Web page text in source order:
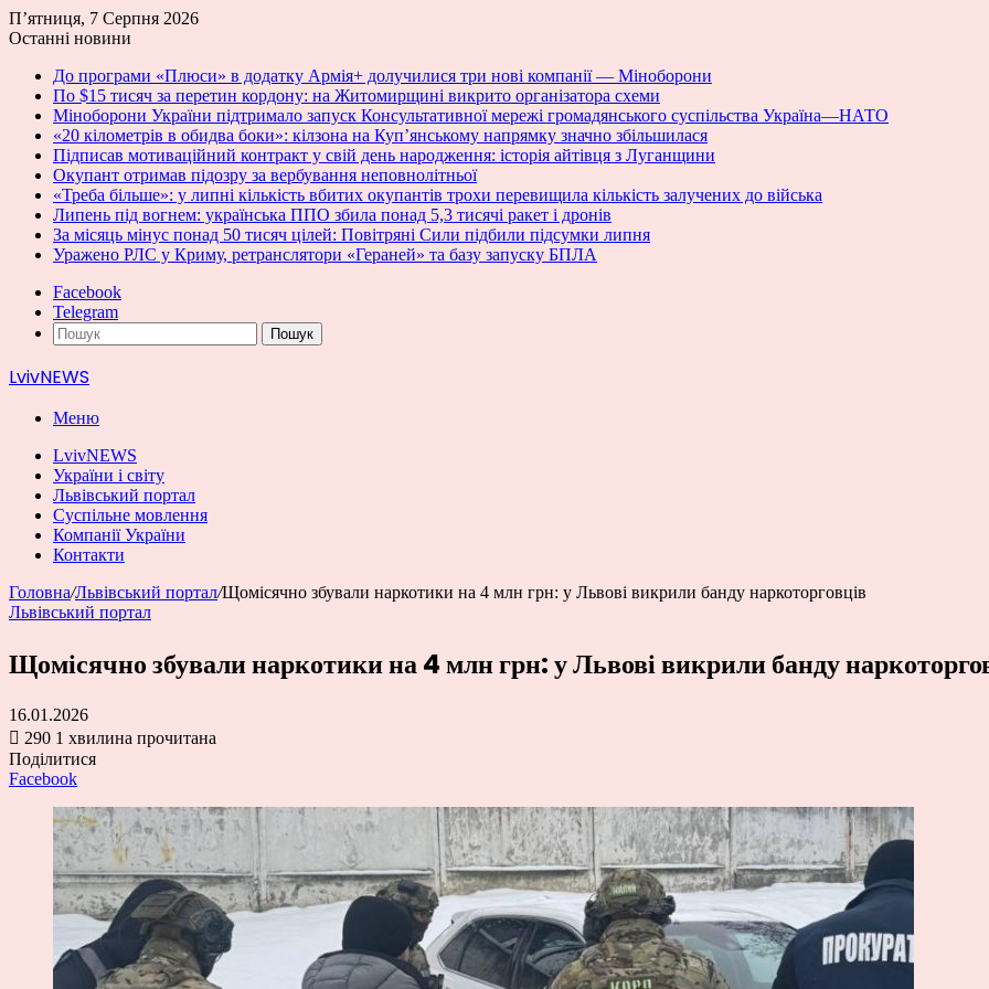
П’ятниця, 7 Серпня 2026
Останні новини
До програми «Плюси» в додатку Армія+ долучилися три нові компанії — Міноборони
По $15 тисяч за перетин кордону: на Житомирщині викрито організатора схеми
Міноборони України підтримало запуск Консультативної мережі громадянського суспільства Україна—НАТО
«20 кілометрів в обидва боки»: кілзона на Куп’янському напрямку значно збільшилася
Підписав мотиваційний контракт у свій день народження: історія айтівця з Луганщини
Окупант отримав підозру за вербування неповнолітньої
«Треба більше»: у липні кількість вбитих окупантів трохи перевищила кількість залучених до війська
Липень під вогнем: українська ППО збила понад 5,3 тисячі ракет і дронів
За місяць мінус понад 50 тисяч цілей: Повітряні Сили підбили підсумки липня
Уражено РЛС у Криму, ретранслятори «Гераней» та базу запуску БПЛА
Facebook
Telegram
Пошук
LvivNEWS
Меню
LvivNEWS
України і світу
Львівський портал
Суспільне мовлення
Компанії України
Контакти
Головна/Львівський портал/Щомісячно збували наркотики на 4 млн грн: у Львові викрили банду наркоторговців
Львівський портал
Щомісячно збували наркотики на 4 млн грн: у Львові викрили банду
16.01.2026
290 1 хвилина прочитана
Поділитися
Facebook